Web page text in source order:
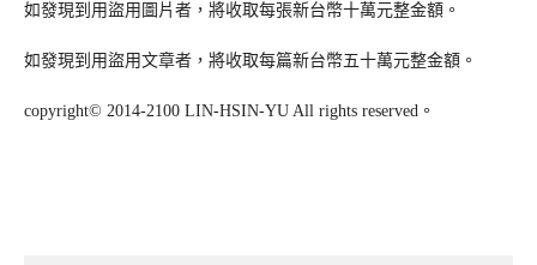
如發現到用盜用圖片者，將收取每張新台幣十萬元整金額。
如發現到用盜用文章者，將收取每篇新台幣五十萬元整金額。
copyright© 2014-2100 LIN-HSIN-YU All rights reserved。